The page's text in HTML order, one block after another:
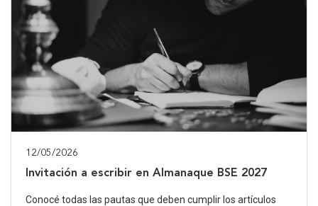
12/05/2026
Invitación a escribir en Almanaque BSE 2027
Conocé todas las pautas que deben cumplir los artículos